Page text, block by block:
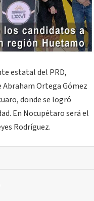
estatal del PRD,
Ortega Gómez
donde se logró
En Nocupétaro será el
Rodríguez.